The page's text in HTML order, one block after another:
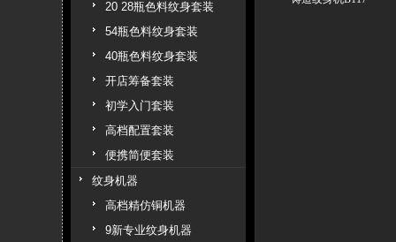
20 28瓶色料纹身套装
54瓶色料纹身套装
40瓶色料纹身套装
开店筹备套装
初学入门套装
高档配置套装
便携简便套装
纹身机器
高档精仿铜机器
9新专业纹身机器